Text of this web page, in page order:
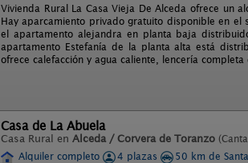
Vivienda Rural La Casa Vieja De Alceda ofrece un
Hay aparcamiento privado gratuito disponible en
el apartamento alejandra en planta baja
apartamento Estefanía de la planta alta está
ofrece calefacción y agua caliente, lencería completa
Casa de La Abuela
Casa Rural en Alceda / Corvera de Toranzo
Alquiler completo
4 plazas
50 km de